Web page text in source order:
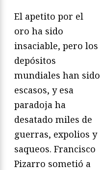
El apetito por el
oro ha sido
insaciable, pero los
depósitos
mundiales han sido
escasos, y esa
paradoja ha
desatado miles de
guerras, expolios y
saqueos. Francisco
Pizarro sometió a